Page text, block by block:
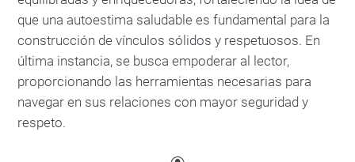
que una autoestima saludable es fundamental para la
construcción de vínculos sólidos y respetuosos. En
última instancia, se busca empoderar al lector,
proporcionando las herramientas necesarias para
navegar en sus relaciones con mayor seguridad y
respeto.